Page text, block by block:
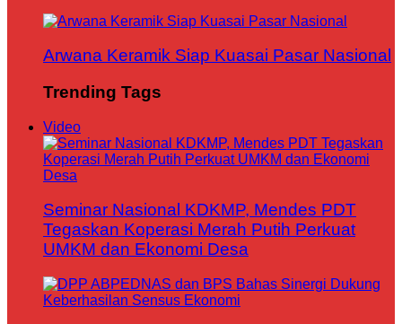
Arwana Keramik Siap Kuasai Pasar Nasional
Trending Tags
Video
Seminar Nasional KDKMP, Mendes PDT
Tegaskan Koperasi Merah Putih Perkuat
UMKM dan Ekonomi Desa